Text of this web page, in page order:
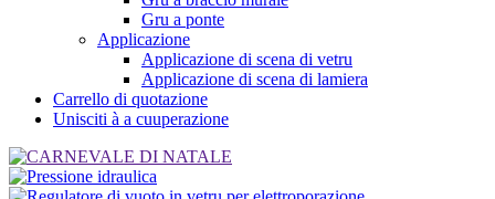
Gru a ponte
Applicazione
Applicazione di scena di vetru
Applicazione di scena di lamiera
Carrello di quotazione
Unisciti à a cuuperazione